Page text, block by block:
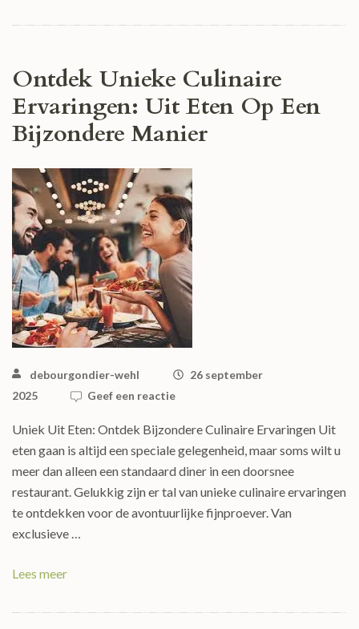
Ontdek Unieke Culinaire
Ervaringen: Uit Eten Op Een
Bijzondere Manier
debourgondier-wehl
26 september
2025
Geef een reactie
Uniek Uit Eten: Ontdek Bijzondere Culinaire Ervaringen Uit
eten gaan is altijd een speciale gelegenheid, maar soms wilt u
meer dan alleen een standaard diner in een doorsnee
restaurant. Gelukkig zijn er tal van unieke culinaire ervaringen
te ontdekken voor de avontuurlijke fijnproever. Van
exclusieve …
Lees meer